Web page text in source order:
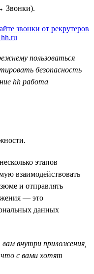
Звонки).
пользоваться
безопасность
hh работа
этапов
взаимодействовать
и отправлять
— это
данных
внутри приложения,
с вами хотят